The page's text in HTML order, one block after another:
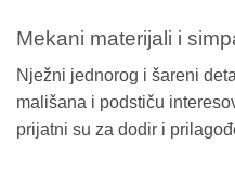
Mekani materijali i
Nježni jednorog i šareni
mališana i podstiču
prijatni su za dodir i